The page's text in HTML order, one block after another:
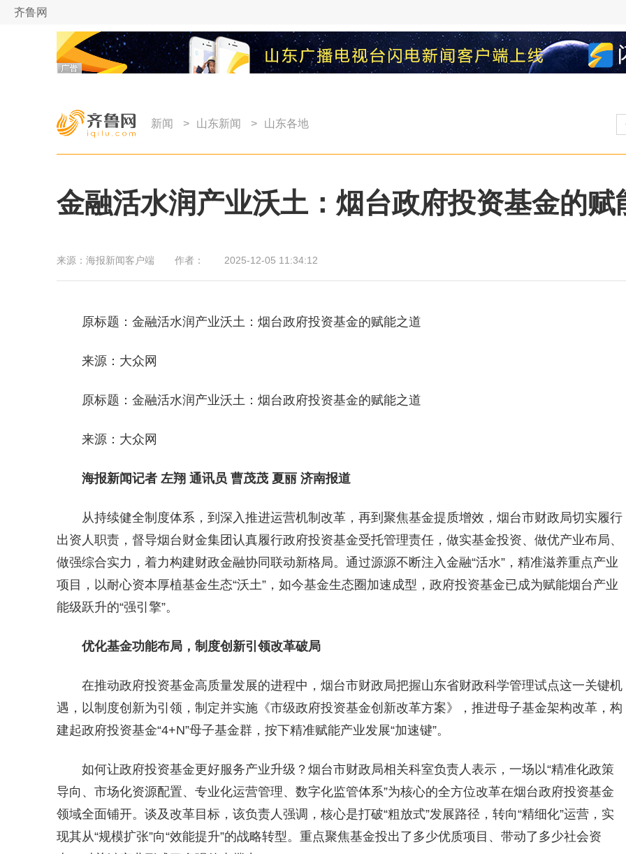
齐鲁网
新闻 > 山东新闻 > 山东各地
金融活水润产业沃土：烟台政府投资基金的赋
来源： 海报新闻客户端 作者： 2025-12-05 11:34:12
原标题：金融活水润产业沃土：烟台政府投资基金的赋能之道
来源：大众网
原标题：金融活水润产业沃土：烟台政府投资基金的赋能之道
来源：大众网
海报新闻记者 左翔 通讯员 曹茂茂 夏丽 济南报道
从持续健全制度体系，到深入推进运营机制改革，再到聚焦基金提质增效，烟台市财政局切实履行
出资人职责，督导烟台财金集团认真履行政府投资基金受托管理责任，做实基金投资、做优产业布局、
做强综合实力，着力构建财政金融协同联动新格局。通过源源不断注入金融“活水”，精准滋养重点产业
项目，以耐心资本厚植基金生态“沃土”，如今基金生态圈加速成型，政府投资基金已成为赋能烟台产业
能级跃升的“强引擎”。
优化基金功能布局，制度创新引领改革破局
在推动政府投资基金高质量发展的进程中，烟台市财政局把握山东省财政科学管理试点这一关键机
遇，以制度创新为引领，制定并实施《市级政府投资基金创新改革方案》，推进母子基金架构改革，构
建起政府投资基金“4+N”母子基金群，按下精准赋能产业发展“加速键”。
如何让政府投资基金更好服务产业升级？烟台市财政局相关科室负责人表示，一场以“精准化政策
导向、市场化资源配置、专业化运营管理、数字化监管体系”为核心的全方位改革在烟台政府投资基金
领域全面铺开。谈及改革目标，该负责人强调，核心是打破“粗放式”发展路径，转向“精细化”运营，实
现其从“规模扩张”向“效能提升”的战略转型。重点聚焦基金投出了多少优质项目、带动了多少社会资